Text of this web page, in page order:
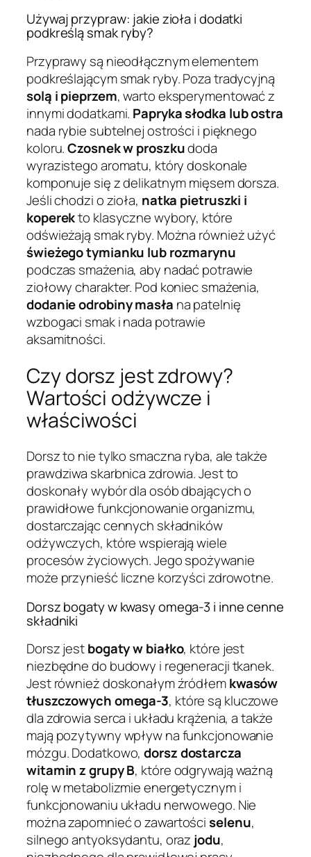
Używaj przypraw: jakie zioła i dodatki
podkreślą smak ryby?
Przyprawy są nieodłącznym elementem
podkreślającym smak ryby. Poza tradycyjną
solą i pieprzem, warto eksperymentować z
innymi dodatkami. Papryka słodka lub ostra
nada rybie subtelnej ostrości i pięknego
koloru.Czosnek w proszkudoda
wyrazistego aromatu, który doskonale
komponuje się z delikatnym mięsem dorsza.
Jeśli chodzi o zioła, natka pietruszki i
koperekto klasyczne wybory, które
odświeżają smak ryby. Można również użyć
świeżego tymianku lub rozmarynu
podczas smażenia, aby nadać potrawie
ziołowy charakter. Pod koniec smażenia,
dodanie odrobiny masła na patelnię
wzbogaci smak i nada potrawie
aksamitności.
Czy dorsz jest zdrowy?
Wartości odżywcze i
właściwości
Dorsz to nie tylko smaczna ryba, ale także
prawdziwa skarbnica zdrowia. Jest to
doskonały wybór dla osób dbających o
prawidłowe funkcjonowanie organizmu,
dostarczając cennych składników
odżywczych, które wspierają wiele
procesów życiowych. Jego spożywanie
może przynieść liczne korzyści zdrowotne.
Dorsz bogaty w kwasy omega-3 i inne cenne
składniki
Dorsz jestbogaty w białko, które jest
niezbędne do budowy i regeneracji tkanek.
Jest również doskonałym źródłemkwasów
tłuszczowych omega-3, które są kluczowe
dla zdrowia serca i układu krążenia, a także
mają pozytywny wpływ na funkcjonowanie
mózgu. Dodatkowo,dorsz dostarcza
witamin z grupy B, które odgrywają ważną
rolę w metabolizmie energetycznym i
funkcjonowaniu układu nerwowego. Nie
można zapomnieć o zawartościselenu,
silnego antyoksydantu, oraz jodu,